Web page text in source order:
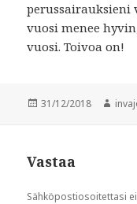
perussairauksieni
vuosi menee
vuosi. Toivoa on!
Julkaistu
31/12/2018
Vastaa
Sähköpostiosoitettasi